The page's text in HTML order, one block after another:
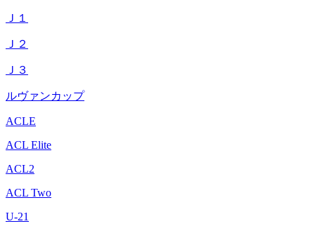
Ｊ１
Ｊ２
Ｊ３
ルヴァンカップ
ACLE
ACL Elite
ACL2
ACL Two
U-21